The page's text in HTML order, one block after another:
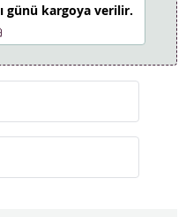
günü kargoya verilir.